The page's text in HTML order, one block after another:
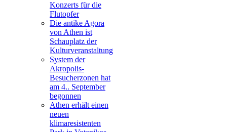
Konzerts für die
Flutopfer
Die antike Agora
von Athen ist
Schauplatz der
Kulturveranstaltung
System der
Akropolis-
Besucherzonen hat
am 4.. September
begonnen
Athen erhält einen
neuen
klimaresistenten